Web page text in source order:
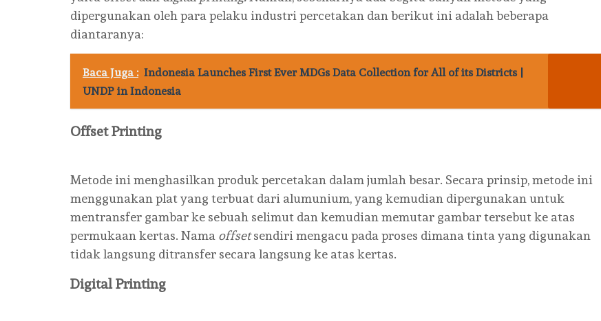
dipergunakan oleh para pelaku industri percetakan dan berikut ini adalah beberapa
diantaranya:
Baca Juga : Indonesia Launches First Ever MDGs Data Collection for All of its Districts |
UNDP in Indonesia
Offset Printing
Metode ini menghasilkan produk percetakan dalam jumlah besar. Secara prinsip, metode ini
menggunakan plat yang terbuat dari alumunium, yang kemudian dipergunakan untuk
mentransfer gambar ke sebuah selimut dan kemudian memutar gambar tersebut ke atas
permukaan kertas. Nama offsetsendiri mengacu pada proses dimana tinta yang digunakan
tidak langsung ditransfer secara langsung ke atas kertas.
Digital Printing